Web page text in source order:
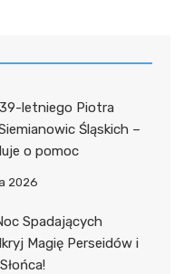
letniego Piotra
Śląskich –
o pomoc
2026
Spadających
Magię Perseidów i